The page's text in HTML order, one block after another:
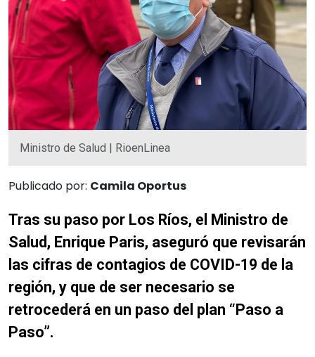
Ministro de Salud | RioenLinea
Publicado por: Camila Oportus
Tras su paso por Los Ríos, el Ministro de
Salud, Enrique Paris, aseguró que revisarán
las cifras de contagios de COVID-19 de la
región, y que de ser necesario se
retrocederá en un paso del plan “Paso a
Paso”.